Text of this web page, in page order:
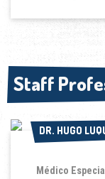
Staff
Staff
DR. HUGO
DR. HUGO
Médico